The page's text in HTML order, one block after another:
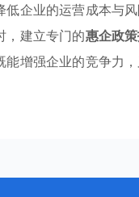
企业的运营成本与
，建立专门的惠企政
增强企业的竞争力